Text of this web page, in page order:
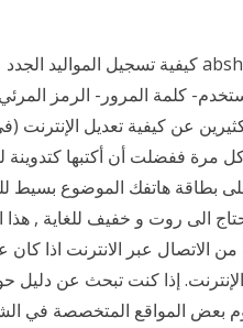
كلمة المرور- الرمز
عن كيفية تعديل
كل مرة ففضلت أن أكتبها
على بطاقة هاتفك الموضوع بسيط
الاتصال عبر الانترنت اذا
إذا كنت تبحث عن دليل
بعض المواقع المتخصصة في